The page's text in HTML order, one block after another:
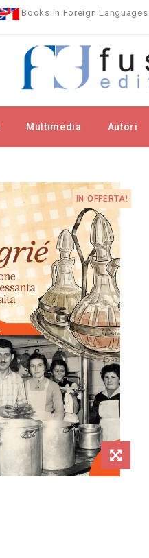
Books in Foreign Languages
Multimedia Autori
IN OFFERTA!